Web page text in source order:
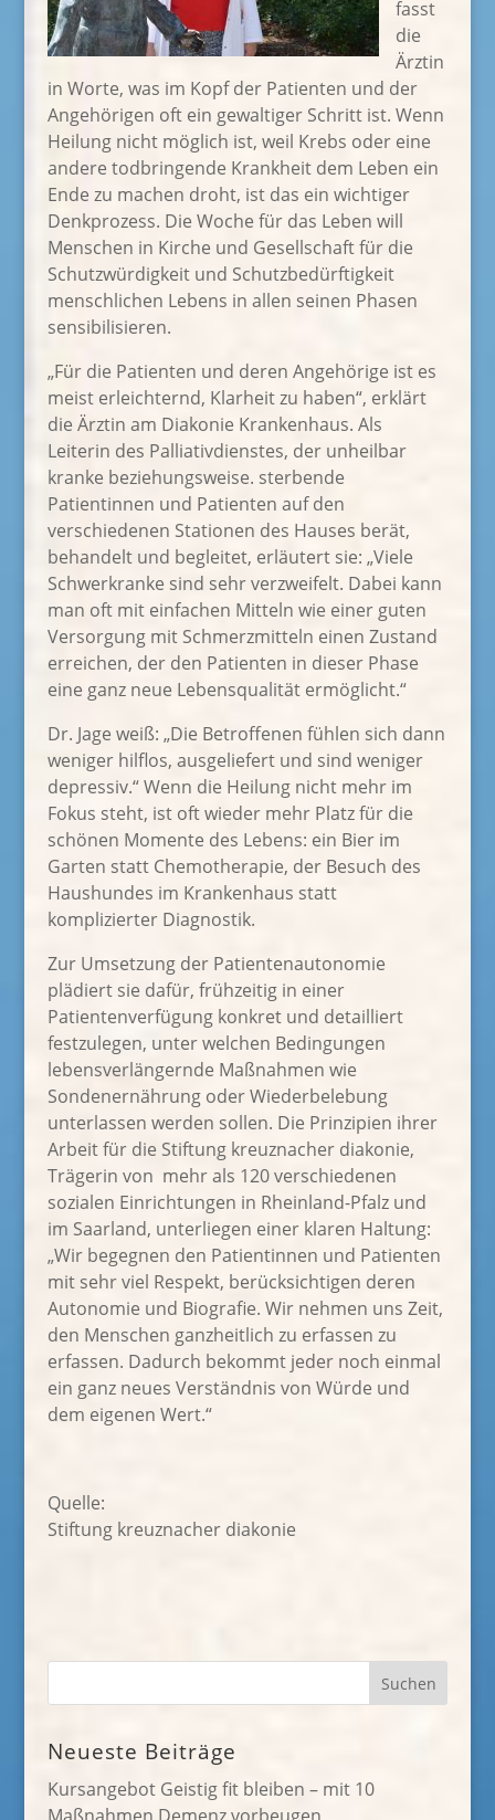
fasst
die
Ärztin
in Worte, was im Kopf der Patienten und der
Angehörigen oft ein gewaltiger Schritt ist. Wenn
Heilung nicht möglich ist, weil Krebs oder eine
andere todbringende Krankheit dem Leben ein
Ende zu machen droht, ist das ein wichtiger
Denkprozess. Die Woche für das Leben will
Menschen in Kirche und Gesellschaft für die
Schutzwürdigkeit und Schutzbedürftigkeit
menschlichen Lebens in allen seinen Phasen
sensibilisieren.
„Für die Patienten und deren Angehörige ist es
meist erleichternd, Klarheit zu haben“, erklärt
die Ärztin am Diakonie Krankenhaus. Als
Leiterin des Palliativdienstes, der unheilbar
kranke beziehungsweise. sterbende
Patientinnen und Patienten auf den
verschiedenen Stationen des Hauses berät,
behandelt und begleitet, erläutert sie: „Viele
Schwerkranke sind sehr verzweifelt. Dabei kann
man oft mit einfachen Mitteln wie einer guten
Versorgung mit Schmerzmitteln einen Zustand
erreichen, der den Patienten in dieser Phase
eine ganz neue Lebensqualität ermöglicht.“
Dr. Jage weiß: „Die Betroffenen fühlen sich dann
weniger hilflos, ausgeliefert und sind weniger
depressiv.“ Wenn die Heilung nicht mehr im
Fokus steht, ist oft wieder mehr Platz für die
schönen Momente des Lebens: ein Bier im
Garten statt Chemotherapie, der Besuch des
Haushundes im Krankenhaus statt
komplizierter Diagnostik.
Zur Umsetzung der Patientenautonomie
plädiert sie dafür, frühzeitig in einer
Patientenverfügung konkret und detailliert
festzulegen, unter welchen Bedingungen
lebensverlängernde Maßnahmen wie
Sondenernährung oder Wiederbelebung
unterlassen werden sollen. Die Prinzipien ihrer
Arbeit für die Stiftung kreuznacher diakonie,
Trägerin von mehr als 120 verschiedenen
sozialen Einrichtungen in Rheinland-Pfalz und
im Saarland, unterliegen einer klaren Haltung:
„Wir begegnen den Patientinnen und Patienten
mit sehr viel Respekt, berücksichtigen deren
Autonomie und Biografie. Wir nehmen uns Zeit,
den Menschen ganzheitlich zu erfassen zu
erfassen. Dadurch bekommt jeder noch einmal
ein ganz neues Verständnis von Würde und
dem eigenen Wert.“
Quelle:
Stiftung kreuznacher diakonie
Neueste Beiträge
Kursangebot Geistig fit bleiben – mit 10